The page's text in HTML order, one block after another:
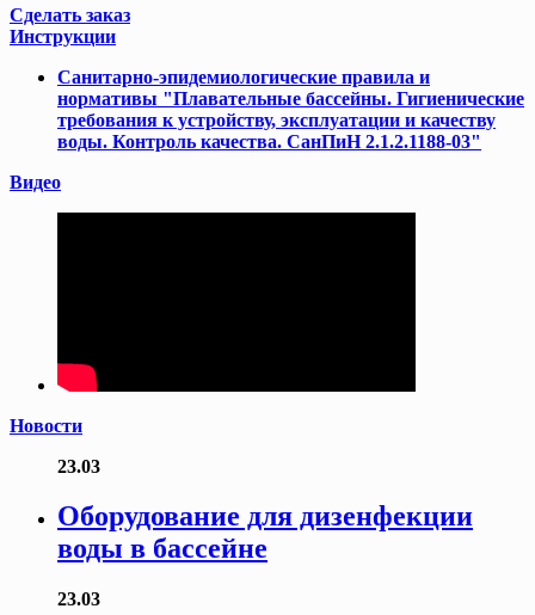
Сделать заказ
Инструкции
Cанитарно-эпидемиологические правила и
нормативы "Плавательные бассейны. Гигиенические
требования к устройству, эксплуатации и качеству
воды. Контроль качества. СанПиН 2.1.2.1188-03"
Видео
Новости
23.03
Оборудование для дизенфекции
воды в бассейне
23.03